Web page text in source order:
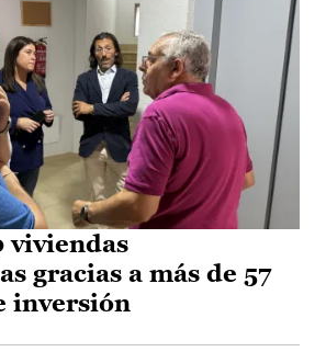
viviendas
gracias a más de 57
inversión